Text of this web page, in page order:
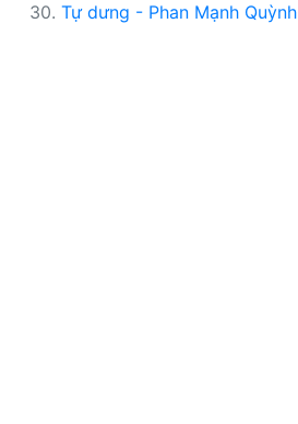
30. Tự dưng - Phan Mạnh Quỳnh